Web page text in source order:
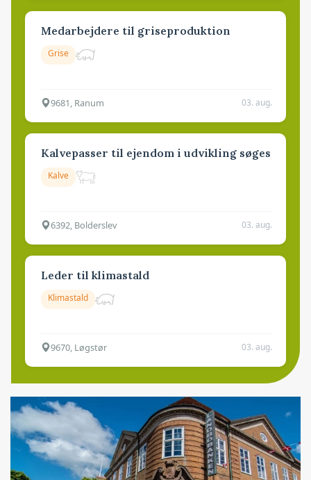
Medarbejdere til griseproduktion
Grise
9681, Ranum 03. aug.
Kalvepasser til ejendom i udvikling søges
Kalve
6392, Bolderslev 03. aug.
Leder til klimastald
Klimastald
9670, Løgstør 03. aug.